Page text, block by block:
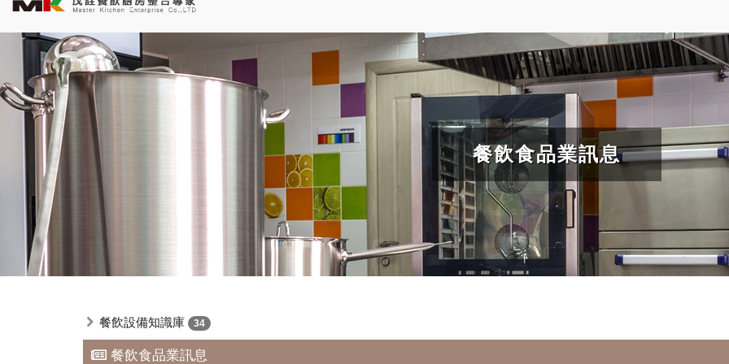
餐飲食品業訊息
餐飲設備知識庫 34
餐飲食品業訊息